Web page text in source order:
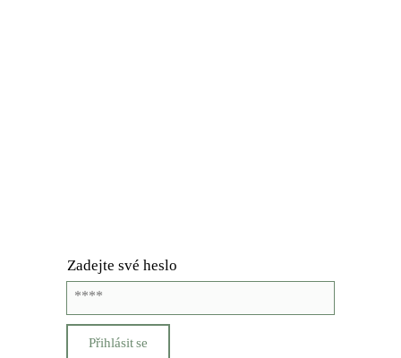
Zadejte své heslo
Přihlásit se